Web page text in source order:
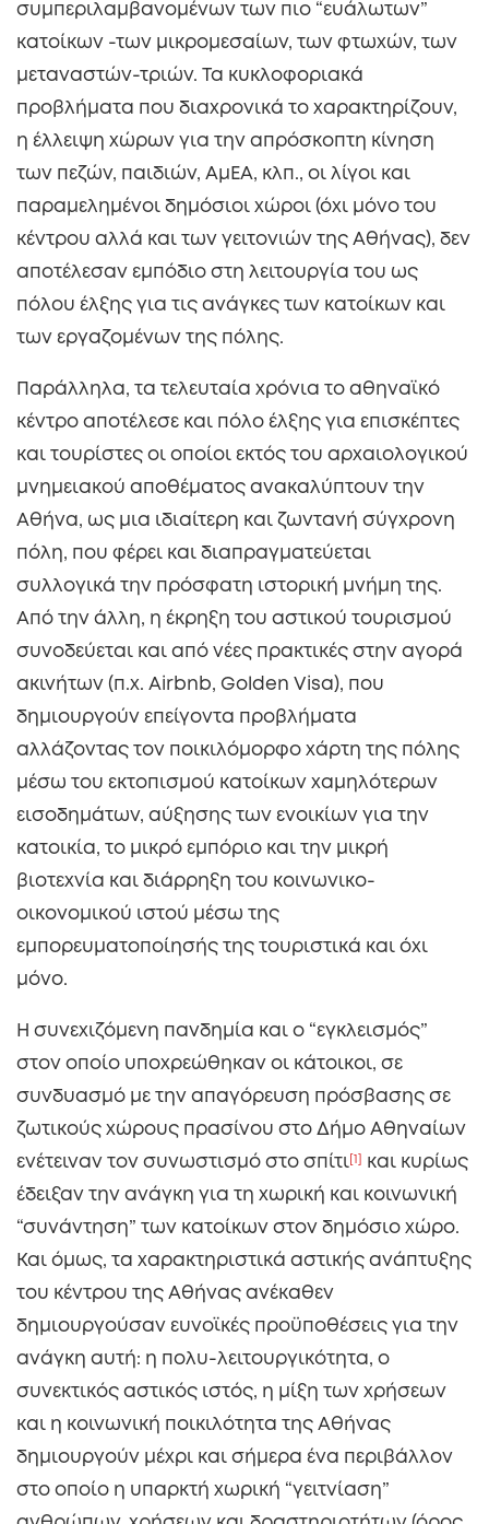
συμπεριλαμβανομένων των πιο “ευάλωτων”
κατοίκων -των μικρομεσαίων, των φτωχών, των
μεταναστών-τριών. Τα κυκλοφοριακά
προβλήματα που διαχρονικά το χαρακτηρίζουν,
η έλλειψη χώρων για την απρόσκοπτη κίνηση
των πεζών, παιδιών, ΑμΕΑ, κλπ., οι λίγοι και
παραμελημένοι δημόσιοι χώροι (όχι μόνο του
κέντρου αλλά και των γειτονιών της Αθήνας), δεν
αποτέλεσαν εμπόδιο στη λειτουργία του ως
πόλου έλξης για τις ανάγκες των κατοίκων και
των εργαζομένων της πόλης.
Παράλληλα, τα τελευταία χρόνια το αθηναϊκό
κέντρο αποτέλεσε και πόλο έλξης για επισκέπτες
και τουρίστες οι οποίοι εκτός του αρχαιολογικού
μνημειακού αποθέματος ανακαλύπτουν την
Αθήνα, ως μια ιδιαίτερη και ζωντανή σύγχρονη
πόλη, που φέρει και διαπραγματεύεται
συλλογικά την πρόσφατη ιστορική μνήμη της.
Από την άλλη, η έκρηξη του αστικού τουρισμού
συνοδεύεται και από νέες πρακτικές στην αγορά
ακινήτων (π.χ. Airbnb, Golden Visa), που
δημιουργούν επείγοντα προβλήματα
αλλάζοντας τον ποικιλόμορφο χάρτη της πόλης
μέσω του εκτοπισμού κατοίκων χαμηλότερων
εισοδημάτων, αύξησης των ενοικίων για την
κατοικία, το μικρό εμπόριο και την μικρή
βιοτεχνία και διάρρηξη του κοινωνικο-
οικονομικού ιστού μέσω της
εμπορευματοποίησής της τουριστικά και όχι
μόνο.
Η συνεχιζόμενη πανδημία και ο “εγκλεισμός”
στον οποίο υποχρεώθηκαν οι κάτοικοι, σε
συνδυασμό με την απαγόρευση πρόσβασης σε
ζωτικούς χώρους πρασίνου στο Δήμο Αθηναίων
ενέτειναν τον συνωστισμό στο σπίτι
και κυρίως
έδειξαν την ανάγκη για τη χωρική και κοινωνική
“συνάντηση” των κατοίκων στον δημόσιο χώρο.
Και όμως, τα χαρακτηριστικά αστικής ανάπτυξης
του κέντρου της Αθήνας ανέκαθεν
δημιουργούσαν ευνοϊκές προϋποθέσεις για την
ανάγκη αυτή: η πολυ-λειτουργικότητα, ο
συνεκτικός αστικός ιστός, η μίξη των χρήσεων
και η κοινωνική ποικιλότητα της Αθήνας
δημιουργούν μέχρι και σήμερα ένα περιβάλλον
στο οποίο η υπαρκτή χωρική “γειτνίαση”